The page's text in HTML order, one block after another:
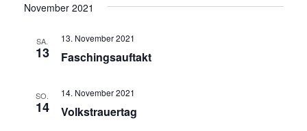
November 2021
SA.
13 Faschingsauftakt
13. November 2021
SO.
14 Volkstrauertag
14. November 2021